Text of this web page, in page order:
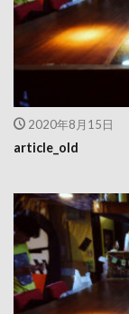
2020年8月15日
article_old